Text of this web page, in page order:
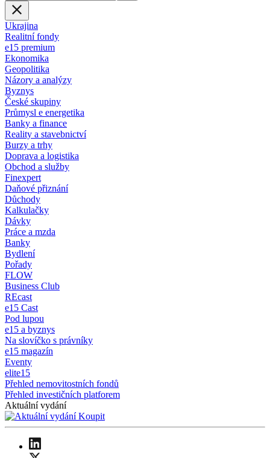
Ukrajina
Realitní fondy
e15 premium
Ekonomika
Geopolitika
Názory a analýzy
Byznys
České skupiny
Průmysl e energetika
Banky a finance
Reality a stavebnictví
Burzy a trhy
Doprava a logistika
Obchod a služby
Finexpert
Daňové přiznání
Důchody
Kalkulačky
Dávky
Práce a mzda
Banky
Bydlení
Pořady
FLOW
Business Club
REcast
e15 Cast
Pod lupou
e15 a byznys
Na slovíčko s právníky
e15 magazín
Eventy
elite15
Přehled nemovitostních fondů
Přehled investičních platforem
Aktuální vydání
Koupit